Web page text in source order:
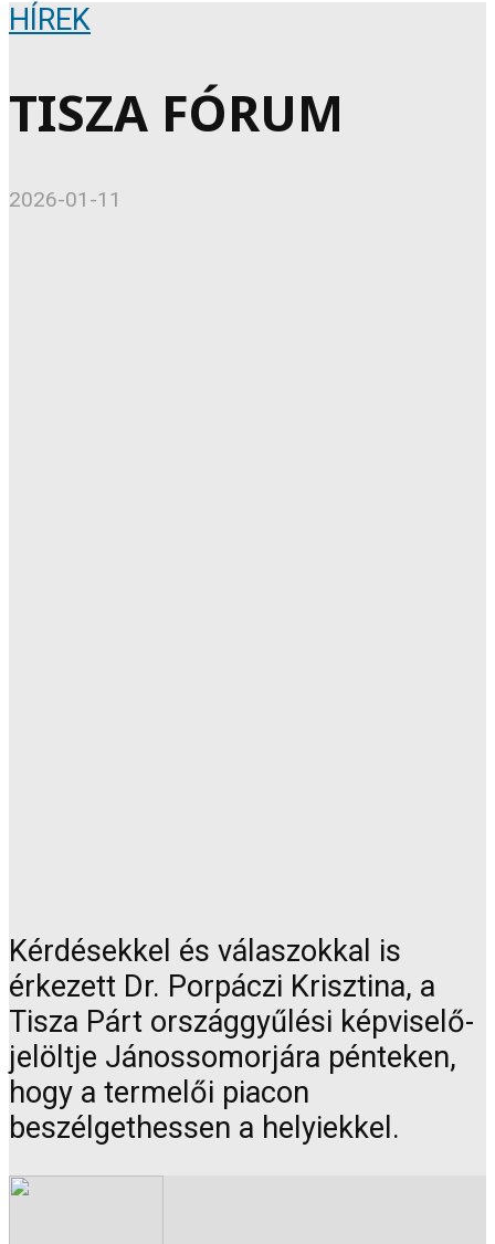
HÍREK
TISZA FÓRUM
2026-01-11
Kérdésekkel és válaszokkal is
érkezett Dr. Porpáczi Krisztina, a
Tisza Párt országgyűlési képviselő-
jelöltje Jánossomorjára pénteken,
hogy a termelői piacon
beszélgethessen a helyiekkel.